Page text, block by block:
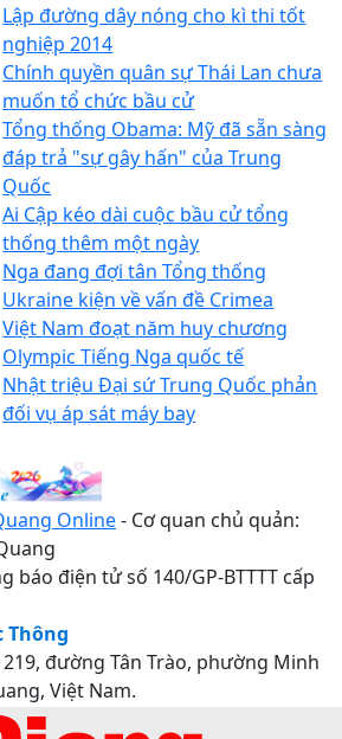
Lập đường dây nóng cho kì thi tốt
nghiệp 2014
Chính quyền quân sự Thái Lan chưa
muốn tổ chức bầu cử
Tổng thống Obama: Mỹ đã sẵn sàng
đáp trả "sự gây hấn" của Trung
Quốc
Ai Cập kéo dài cuộc bầu cử tổng
thống thêm một ngày
Nga đang đợi tân Tổng thống
Ukraine kiện về vấn đề Crimea
Việt Nam đoạt năm huy chương
Olympic Tiếng Nga quốc tế
Nhật triệu Đại sứ Trung Quốc phản
đối vụ áp sát máy bay
Online- Cơ quan chủ quản:
báo điện tử số 140/GP-BTTTT cấp
Thông
219, đường Tân Trào, phường Minh
Việt Nam.
- 0207.3817155 / Fax: